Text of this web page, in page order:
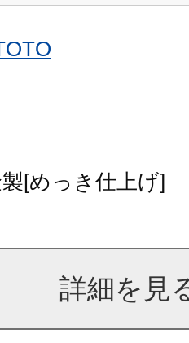
[めっき仕上げ]
詳細を見